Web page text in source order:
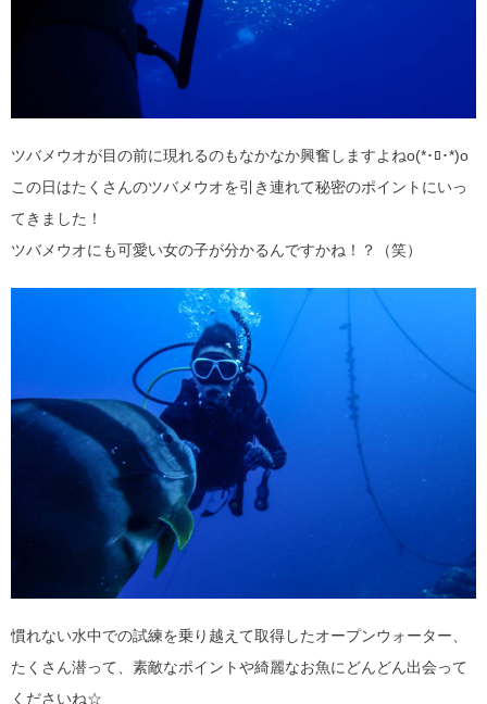
ツバメウオが目の前に現れるのもなかなか興奮しますよねo(*･ﾛ･*)o
この日はたくさんのツバメウオを引き連れて秘密のポイントにいっ
てきました！
ツバメウオにも可愛い女の子が分かるんですかね！？（笑）
慣れない水中での試練を乗り越えて取得したオープンウォーター、
たくさん潜って、素敵なポイントや綺麗なお魚にどんどん出会って
くださいね☆